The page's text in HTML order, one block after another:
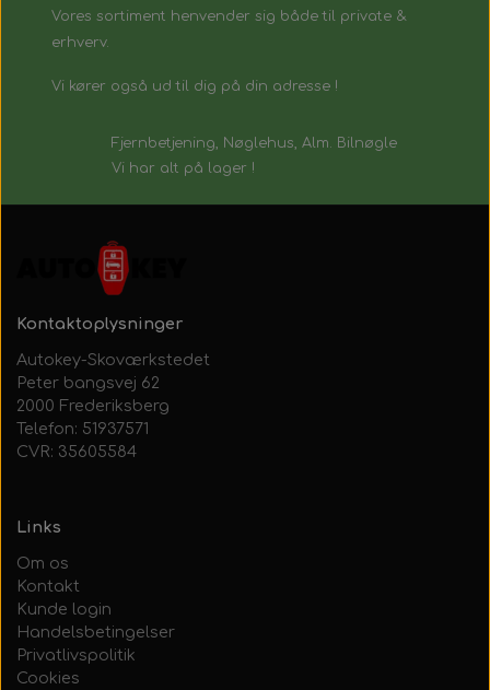
Vores sortiment henvender sig både til private &
erhverv.
Vi kører også ud til dig på din adresse !
Fjernbetjening, Nøglehus, Alm. Bilnøgle
Vi har alt på lager !
Kontaktoplysninger
Autokey-Skoværkstedet
Peter bangsvej 62
2000 Frederiksberg
Telefon: 51937571
CVR: 35605584
Links
Om os
Kontakt
Kunde login
Handelsbetingelser
Privatlivspolitik
Cookies